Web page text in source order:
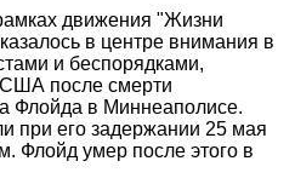
движения "Жизни
в центре внимания в
и беспорядками,
после смерти
Флойда в Миннеаполисе.
при его задержании 25 мая
Флойд умер после этого в